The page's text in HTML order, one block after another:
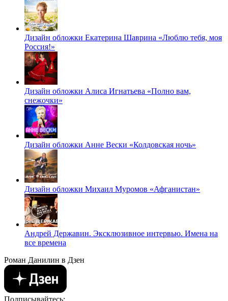
Дизайн обложки Екатерина Шаврина «Люблю тебя, моя
Россия!»
Дизайн обложки Алиса Игнатьева «Полно вам,
снежочки»
Дизайн обложки Анне Вески «Колдовская ночь»
Дизайн обложки Михаил Муромов «Афганистан»
Андрей Державин. Эксклюзивное интервью. Имена на
все времена
Роман Данилин в Дзен
Подписывайтесь: